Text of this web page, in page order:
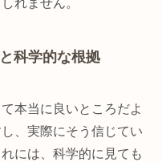
れません。
科学的な根拠
本当に良いところだよ
、実際にそう信じてい
には、科学的に見ても